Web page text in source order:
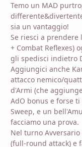
Temo un MAD
sia un vantaggio!
Se riesci a prendere
+ Combat Reflexes)
gli spedisci indietro
Aggiungici anche
attacco nemico/
d'Armi (che
AdO bonus e forse ti
Sweep, e un
facciamo una prova.
Nel turno
(full-round attack) e